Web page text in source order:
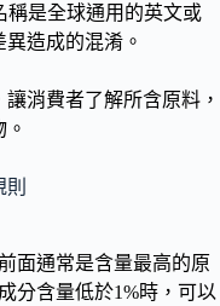
稱是全球通用的英文或
造成的混淆。
消費者了解所含原料，
面通常是含量最高的原
分含量低於1%時，可以